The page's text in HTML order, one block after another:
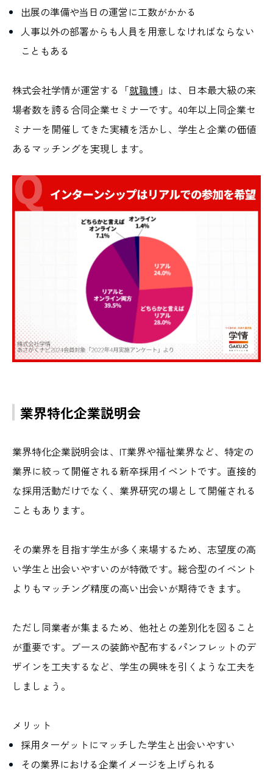
出展の準備や当日の運営に工数がかかる
人事以外の部署からも人員を用意しなければならない
こともある
株式会社学情が運営する「就職博 」は、日本最大級の来
場者数を誇る合同企業セミナーです。40年以上同企業セ
ミナーを開催してきた実績を活かし、学⽣と企業の価値
あるマッチングを実現します。
業界特化企業説明会
業界特化企業説明会は、IT業界や福祉業界など、特定の
業界に絞って開催される新卒採用イベントです。直接的
な採用活動だけでなく、業界研究の場として開催される
こともあります。
その業界を目指す学生が多く来場するため、志望度の高
い学生と出会いやすいのが特徴です。総合型のイベント
よりもマッチング精度の高い出会いが期待できます。
ただし同業者が集まるため、他社との差別化を図ること
が重要です。ブースの装飾や配布するパンフレットのデ
ザインを工夫するなど、学生の興味を引くような工夫を
しましょう。
メリット
採用ターゲットにマッチした学生と出会いやすい
その業界における企業イメージを上げられる